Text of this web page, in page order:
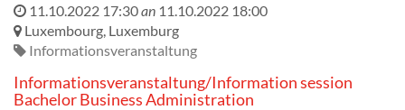
11.10.2022 17:30an 11.10.2022 18:00
Luxembourg, Luxemburg
Informationsveranstaltung
Informationsveranstaltung/Information session
Bachelor Business Administration